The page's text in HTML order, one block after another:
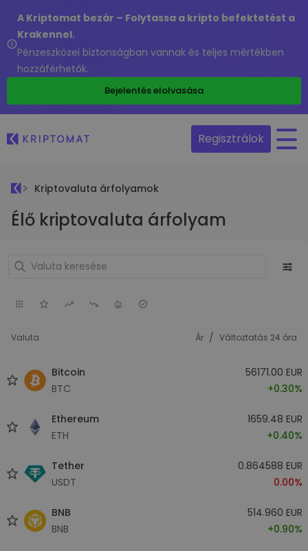
A Kriptomat bezár – Folytassa a kripto befektetést a
Krakennel.
Pénzeszközei biztonságban vannak és teljes mértékben
hozzáférhetők.
Bejelentés elolvasása
Regisztrálok
Kriptovaluta árfolyamok
Élő kriptovaluta árfolyam
Valuta Ár / Változtatás 24 óra
Bitcoin
BTC
56171.00 EUR
+0.30%
Ethereum
ETH
1659.48 EUR
+0.40%
Tether
USDT
0.864588 EUR
0.00%
BNB
BNB
514.960 EUR
+0.90%